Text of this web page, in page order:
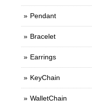
Pendant
Bracelet
Earrings
KeyChain
WalletChain